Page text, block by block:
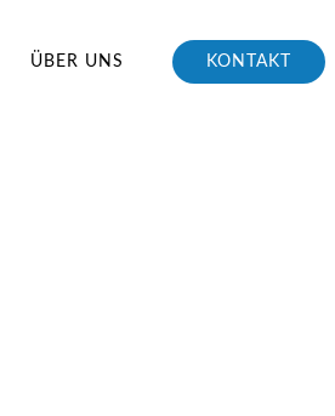
ÜBER UNS KONTAKT